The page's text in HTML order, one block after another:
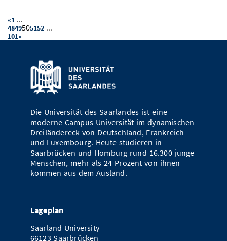
«1 ...
4849505152 ...
101»
Die Universität des Saarlandes ist eine
moderne Campus-Universität im dynamischen
Dreiländereck von Deutschland, Frankreich
und Luxembourg. Heute studieren in
Saarbrücken und Homburg rund 16.300 junge
Menschen, mehr als 24 Prozent von ihnen
kommen aus dem Ausland.
Lageplan
Saarland University
66123 Saarbrücken